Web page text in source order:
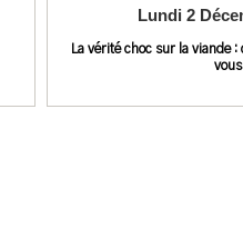
Lundi 2
La vérité choc sur la viande